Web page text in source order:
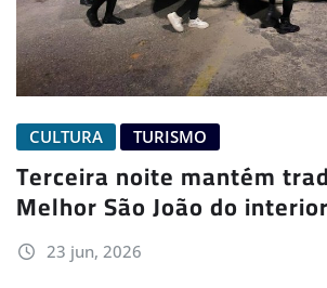
CULTURA TURISMO
Terceira noite mantém
Melhor São João do interior
23 jun, 2026